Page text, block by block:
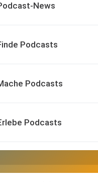
News
Podcasts
Podcasts
Podcasts